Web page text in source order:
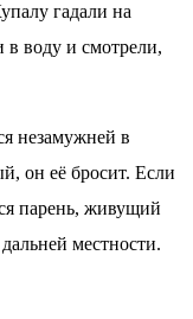
гадали на
воду и смотрели,
незамужней в
он её бросит. Если
парень, живущий
местности.